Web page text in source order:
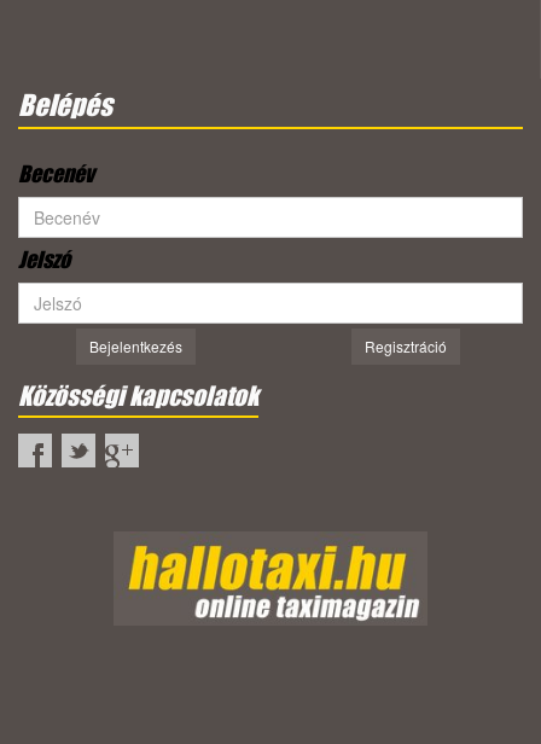
Belépés
Becenév
Jelszó
Bejelentkezés Regisztráció
Közösségi kapcsolatok